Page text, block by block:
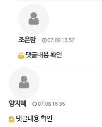
조은맘 07.09 13:57
댓글내용 확인
양지혜 07.08 16:36
댓글내용 확인